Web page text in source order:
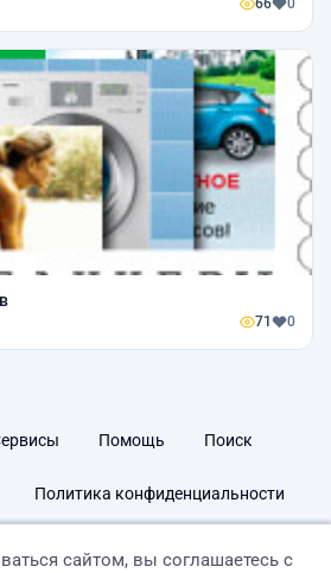
66 0
71 0
Помощь Поиск
Политика конфиденциальности
сайтом, вы соглашаетесь с